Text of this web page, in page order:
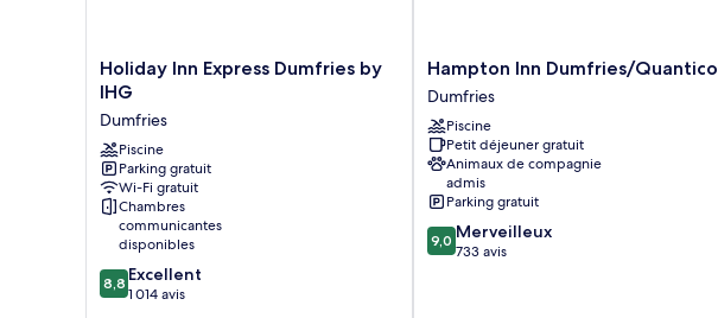
réduite
aux
personnes
réduite
Holiday
Inn
Dumfries
by
IHG
Dumfries
Holiday Inn Express Dumfries by
IHG
Dumfries
Piscine
Parking gratuit
Wi-Fi gratuit
Chambres
communicantes
disponibles
8.8
sur
8,8 Excellent
1 014 avis
Hampton
Inn
Dumfries/Quantico
Dumfries
Hampton Inn Dumfries/Quantico
Dumfries
Piscine
Petit déjeuner gratuit
Animaux de compagnie
admis
Parking gratuit
9.0
sur
9,0 Merveilleux
733 avis